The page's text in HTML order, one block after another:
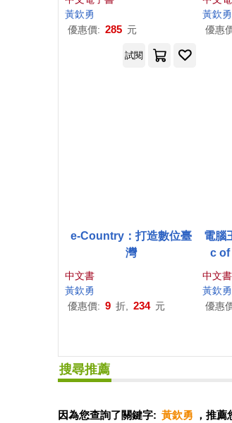
黃欽勇
優惠價: 285 元
黃欽勇
優惠
試閱
e-Country：打造數位臺
灣
中文書
黃欽勇
優惠價: 9 折, 234 元
電腦
c of
中文書
黃欽勇
優惠
搜尋推薦
因為您查詢了關鍵字: 黃欽勇 ，推